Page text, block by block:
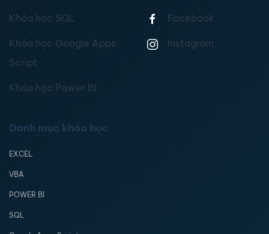
Khóa học SQL
Khóa học Google Apps
Script
Khóa học Power BI
Facebook
Instagram
Danh mục khóa học
EXCEL
VBA
POWER BI
SQL